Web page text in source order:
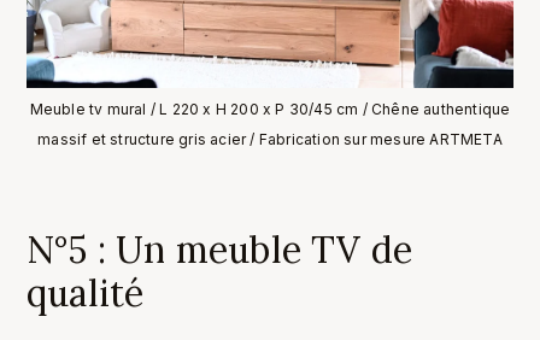
Meuble tv mural / L 220 x H 200 x P 30/45 cm / Chêne authentique
massif et structure gris acier / Fabrication sur mesure ARTMETA
N°5 : Un meuble TV de
qualité